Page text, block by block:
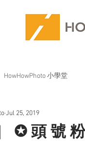
HowHowPhoto 小學堂
✪ 頭 號
Jul 25, 2019